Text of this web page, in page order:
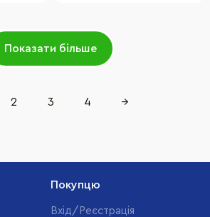
Показати більше
2 3 4 →
Покупцю
Вхід/Реєстрація